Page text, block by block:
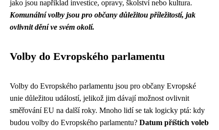
jako jsou například investice, opravy, školství nebo kultura.
Komunální volby jsou pro občany důležitou příležitostí, jak
ovlivnit dění ve svém okolí.
Volby do Evropského parlamentu
Volby do Evropského parlamentu jsou pro občany Evropské
unie důležitou událostí, jelikož jim dávají možnost ovlivnit
směřování EU na další roky. Mnoho lidí se tak logicky ptá: kdy
budou volby do Evropského parlamentu? Datum příštích voleb